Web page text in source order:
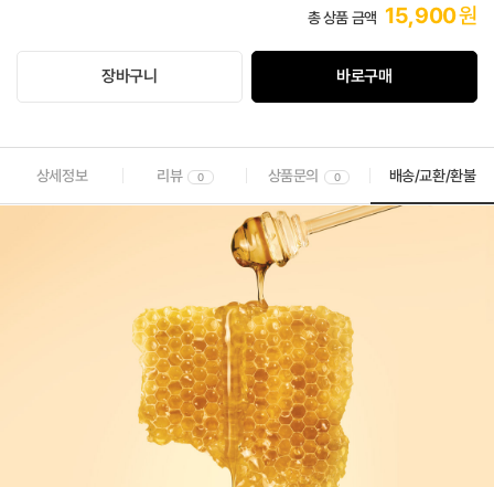
총 상품 금액 15,900원
장바구니 바로구매
상세정보 리뷰 0 상품문의 0 배송/교환/환불